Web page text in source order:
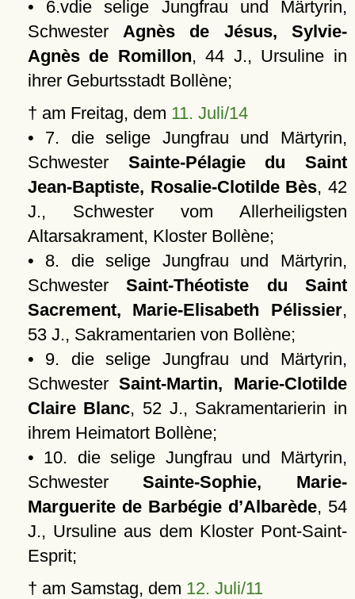
• 6.vdie selige Jungfrau und Märtyrin,
SchwesterAgnès de Jésus, Sylvie-
Agnès de Romillon, 44 J., Ursuline in
ihrer Geburtsstadt Bollène;
† am Freitag, dem 11. Juli/14
• 7. die selige Jungfrau und Märtyrin,
Schwester Sainte-Pélagie du Saint
Jean-Baptiste, Rosalie-Clotilde Bès, 42
J., Schwester vom Allerheiligsten
Altarsakrament, Kloster Bollène;
• 8. die selige Jungfrau und Märtyrin,
SchwesterSaint-Théotiste du Saint
Sacrement, Marie-Elisabeth Pélissier,
53 J., Sakramentarien von Bollène;
• 9. die selige Jungfrau und Märtyrin,
SchwesterSaint-Martin, Marie-Clotilde
Claire Blanc, 52 J., Sakramentarierin in
ihrem Heimatort Bollène;
• 10. die selige Jungfrau und Märtyrin,
SchwesterSainte-Sophie, Marie-
Marguerite de Barbégie d’Albarède, 54
J., Ursuline aus dem Kloster Pont-Saint-
Esprit;
† am Samstag, dem 12. Juli/11